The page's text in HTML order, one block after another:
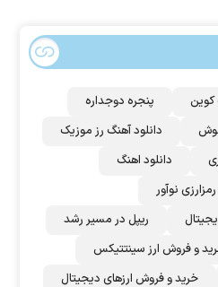
پنجره دوجداره
دانلود آهنگ رز‌ موزیک
دانلود اهنگ
نوآور
ریپل در مسیر رشد
و فروش ارز سینتتیکس
خرید و فروش ارزهای دیجیتال